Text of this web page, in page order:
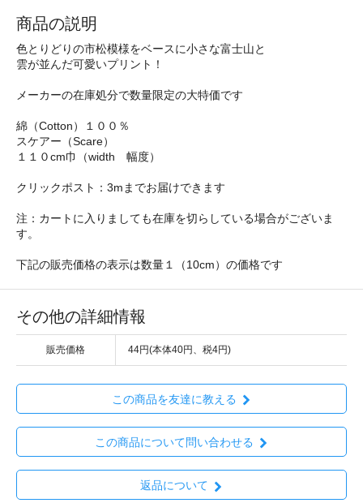
商品の説明
色とりどりの市松模様をベースに小さな富士山と
雲が並んだ可愛いプリント！
メーカーの在庫処分で数量限定の大特価です
綿（Cotton）１００％
スケアー（Scare）
１１０cm巾（width 幅度）
クリックポスト：3mまでお届けできます
注：カートに入りましても在庫を切らしている場合がございま
す。
下記の販売価格の表示は数量１（10cm）の価格です
その他の詳細情報
販売価格 44円(本体40円、税4円)
この商品を友達に教える
この商品について問い合わせる
返品について